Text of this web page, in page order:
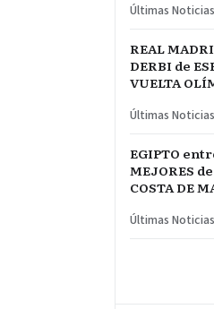
Últimas Noticias
REAL
DERBI de
VUELTA
Últimas Noticias
EGIPTO
MEJORES
COSTA DE
Últimas Noticias